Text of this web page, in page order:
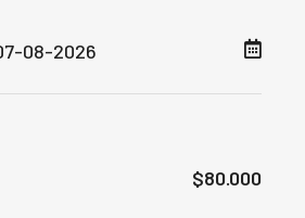
$80.000